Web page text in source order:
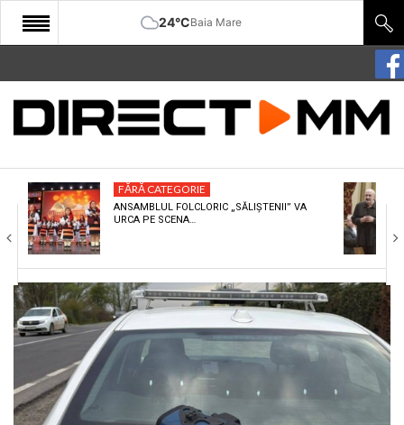
24°CBaia Mare
START
COMUNITATE
CULTURA
ECONOMIE
SANATATE
SPORT
SPECIAL
POLITIC
LIFE
FĂRĂ CATEGORIE
ANSAMBLUL FOLCLORIC „SĂLIȘTENII” VA
URCA PE SCENA…